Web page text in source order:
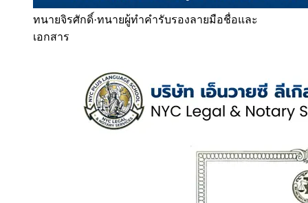
ทนายจิรศักดิ์·ทนายผู้ทำคำรับรองลายมือชื่อและ
เอกสาร